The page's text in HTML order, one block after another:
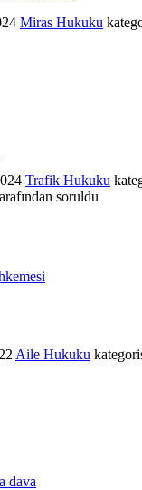
Miras Hukuku
Trafik Hukuku
soruldu
Aile Hukuku
dava